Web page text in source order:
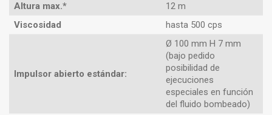
Altura max.*
12 m
Viscosidad
hasta 500 cps
Impulsor abierto estándar:
Ø 100 mm H 7 mm
(bajo pedido
posibilidad de
ejecuciones
especiales en función
del fluido bombeado)